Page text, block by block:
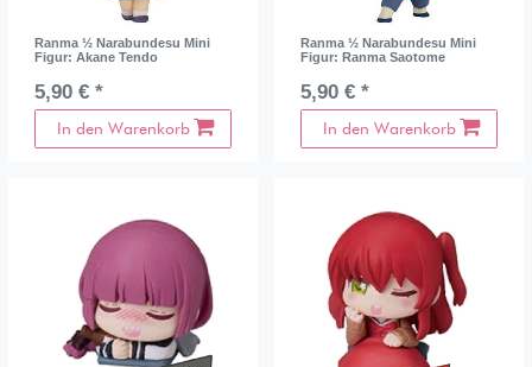
Ranma ½ Narabundesu Mini
Figur: Akane Tendo
5,90 € *
In den Warenkorb
Ranma ½ Narabundesu Mini
Figur: Ranma Saotome
5,90 € *
In den Warenkorb